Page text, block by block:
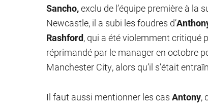
Sancho,exclu de l’équipe première à la
Newcastle, il a subi les foudres d’
Rashford, qui a été violemment critiqué
réprimandé par le manager en octobre
Manchester City, alors qu’il s’était
Il faut aussi mentionner les cas Antony,